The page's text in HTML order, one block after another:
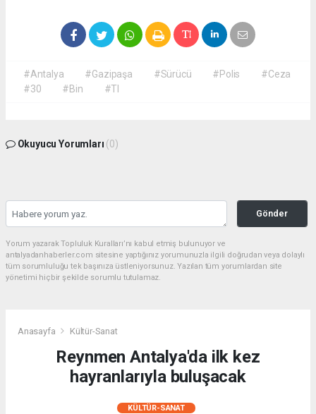
#Antalya #Gazipaşa #Sürücü #Polis
#Ceza
#30
#Bin #Tl
Okuyucu Yorumları (0)
Gönder
Yorum yazarak Topluluk Kuralları’nı kabul etmiş bulunuyor ve
antalyadanhaberler.com sitesine yaptığınız yorumunuzla ilgili doğrudan veya dolaylı
tüm sorumluluğu tek başınıza üstleniyorsunuz. Yazılan tüm yorumlardan site
yönetimi hiçbir şekilde sorumlu tutulamaz.
Anasayfa Kültür-Sanat
Reynmen Antalya'da ilk kez
hayranlarıyla buluşacak
KÜLTÜR-SANAT